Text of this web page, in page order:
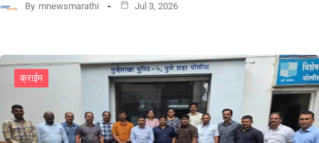
By mnewsmarathi Jul 3, 2026
क्राईम